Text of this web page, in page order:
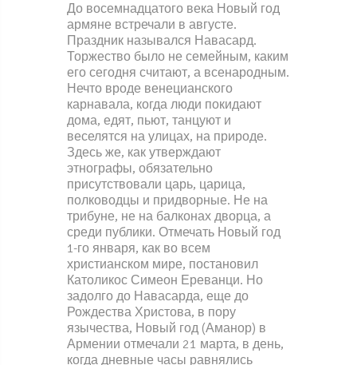
До восемнадцатого века Новый год
армяне встречали в августе.
Праздник назывался Навасард.
Торжество было не семейным, каким
его сегодня считают, а всенародным.
Нечто вроде венецианского
карнавала, когда люди покидают
дома, едят, пьют, танцуют и
веселятся на улицах, на природе.
Здесь же, как утверждают
этнографы, обязательно
присутствовали царь, царица,
полководцы и придворные. Не на
трибуне, не на балконах дворца, а
среди публики. Отмечать Новый год
1-го января, как во всем
христианском мире, постановил
Католикос Симеон Ереванци. Но
задолго до Навасарда, еще до
Рождества Христова, в пору
язычества, Новый год (Аманор) в
Армении отмечали 21 марта, в день,
когда дневные часы равнялись